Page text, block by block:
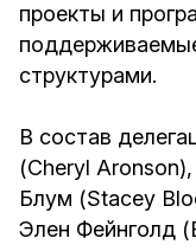
проекты и
структурами.
В состав
(Cheryl
Блум (Stacey
Элен Фейнголд